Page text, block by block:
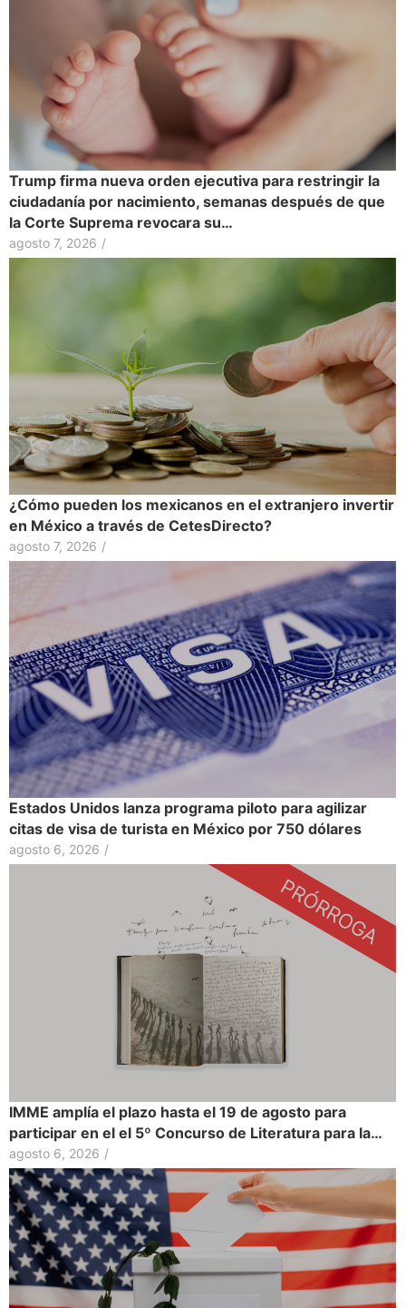
Trump firma nueva orden ejecutiva para restringir la
ciudadanía por nacimiento, semanas después de que
la Corte Suprema revocara su…
agosto 7, 2026 /
¿Cómo pueden los mexicanos en el extranjero invertir
en México a través de CetesDirecto?
agosto 7, 2026 /
Estados Unidos lanza programa piloto para agilizar
citas de visa de turista en México por 750 dólares
agosto 6, 2026 /
IMME amplía el plazo hasta el 19 de agosto para
participar en el el 5º Concurso de Literatura para la…
agosto 6, 2026 /